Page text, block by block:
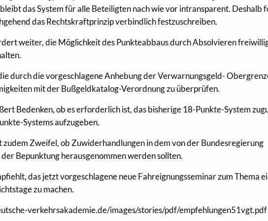
das System für alle Beteiligten nach wie vor intransparent. Deshalb
das Rechtskraftprinzip verbindlich festzuschreiben.
weiter, die Möglichkeit des Punkteabbaus durch Absolvieren
durch die vorgeschlagene Anhebung der Verwarnungsgeld-
mit der Bußgeldkatalog-Verordnung zu überprüfen.
Bedenken, ob es erforderlich ist, das bisherige 18-Punkte-System
Systems aufzugeben.
Zweifel, ob Zuwiderhandlungen in dem von der Bundesregierung
Bepunktung herausgenommen werden sollten.
das jetzt vorgeschlagene neue Fahreignungsseminar zum Thema
zu machen.
verkehrsakademie.de/images/stories/pdf/empfehlungen51vgt.pdf